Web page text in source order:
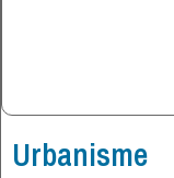
Urbanisme